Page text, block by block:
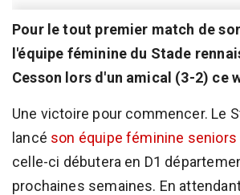
Pour le tout premier match de
l'équipe féminine du Stade
Cesson lors d'un amical (3-2) ce
Une victoire pour commencer. Le
lancé son équipe féminine seniors
celle-ci débutera en D1
prochaines semaines. En